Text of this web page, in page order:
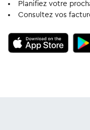
Planifiez votre
Consultez vos